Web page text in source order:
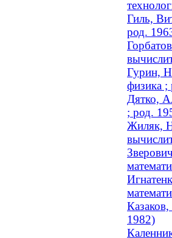
Гиль,
род.
Гурин,
физика ;
Дятко,
; род.
Жиляк,
1982)